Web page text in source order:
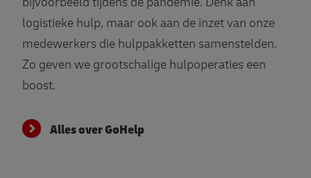
logistieke hulp, maar ook aan de inzet van onze
medewerkers die hulppakketten samenstelden.
Zo geven we grootschalige hulpoperaties een
boost.
Alles over GoHelp